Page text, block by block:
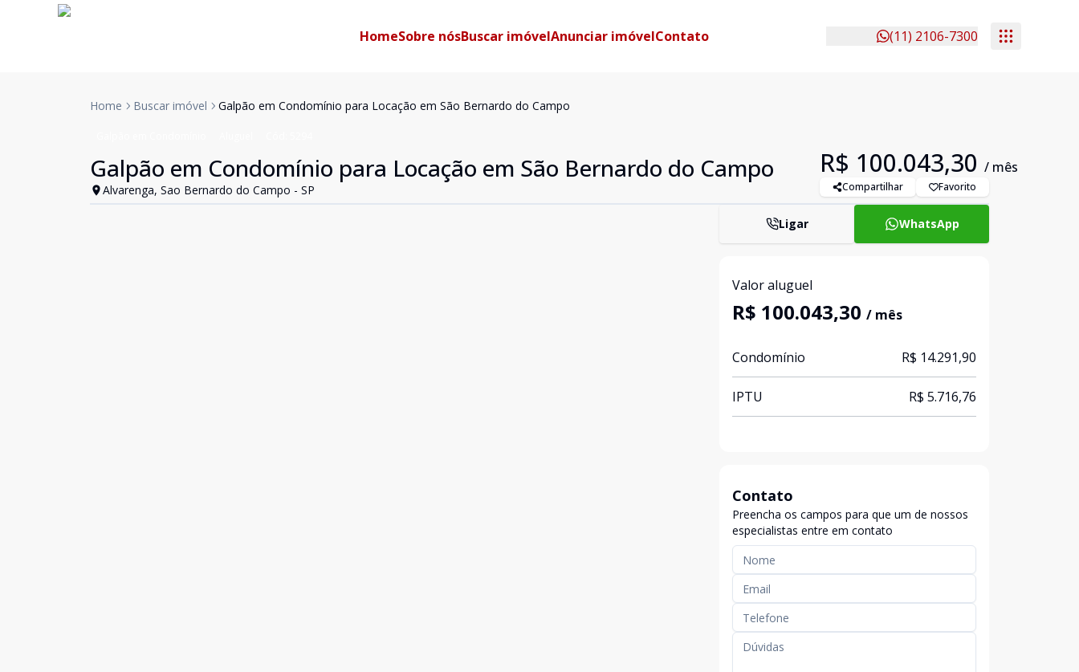
HomeSobre nósBuscar imóvelAnunciar imóvelContato (11) 2106-7300
Home Buscar imóvel Galpão em Condomínio para Locação em São Bernardo do Campo
Galpão em Condomínio para Locação em São Bernardo do Campo
Alvarenga, Sao Bernardo do Campo - SP
R$ 100.043,30 / mês
Compartilhar Favorito
Ligar WhatsApp
Valor aluguel
R$ 100.043,30 / mês
Condomínio R$ 14.291,90
IPTU R$ 5.716,76
Contato
Preencha os campos para que um de nossos
especialistas entre em contato